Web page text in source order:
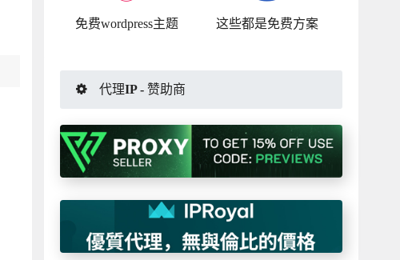
免费wordpress主题 这些都是免费方案
代理IP - 赞助商